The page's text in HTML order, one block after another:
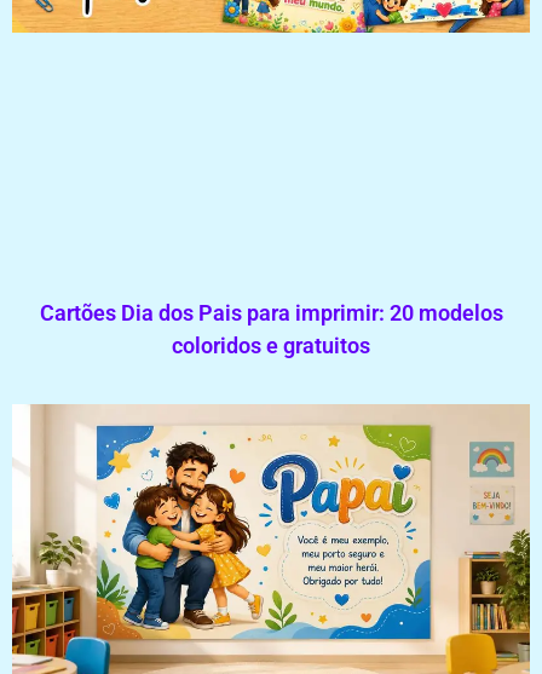
Cartões Dia dos Pais para imprimir: 20 modelos
coloridos e gratuitos